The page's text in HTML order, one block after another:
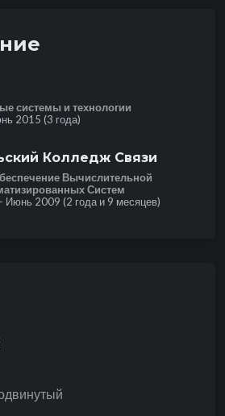
системы и технологии
2015 (3 года)
Колледж Связи
Вычислительной
Систем
Июнь 2009 (2 года и 9 месяцев)